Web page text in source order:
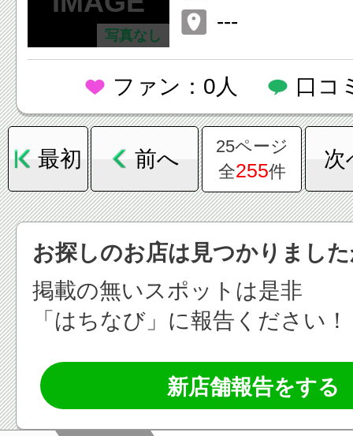
写真なし
---
ファン：0人 口コ
最初 前へ
25ページ
全255件
次
お探しのお店は見つかりまし
掲載の無いスポットは是非
「はちなび」に報告ください！
新店舗報告をする